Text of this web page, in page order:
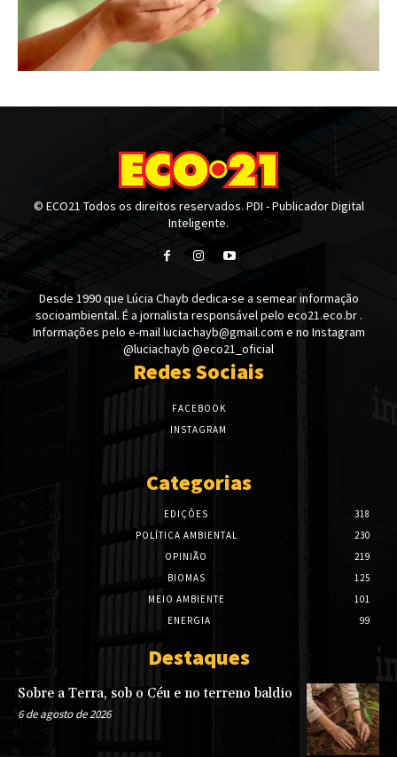
© ECO21 Todos os direitos reservados. PDI - Publicador Digital
Inteligente.
Desde 1990 que Lúcia Chayb dedica-se a semear informação
socioambiental. É a jornalista responsável pelo eco21.eco.br .
Informações pelo e-mail luciachayb@gmail.com e no Instagram
@luciachayb @eco21_oficial
Redes Sociais
FACEBOOK
INSTAGRAM
Categorias
EDIÇÕES
318
POLÍTICA AMBIENTAL
230
OPINIÃO
219
BIOMAS
125
MEIO AMBIENTE
101
ENERGIA
99
Destaques
Sobre a Terra, sob o Céu e no terreno baldio
6 de agosto de 2026